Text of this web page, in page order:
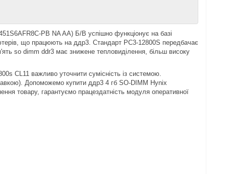
PB NA AA) Б/В успішно функціонує на базі
що працюють на ддр3. Стандарт PC3-12800S передбачає
so dimm ddr3 має знижене тепловиділення, більш високу
CL11 важливо уточнити сумісність із системою.
Допоможемо купити ддр3 4 гб SO-DIMM Hynix
товару, гарантуємо працездатність модуля оперативної